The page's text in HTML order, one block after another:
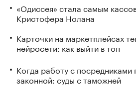
«Одиссея» стала самым
Кристофера Нолана
Карточки на маркетплейсах
нейросети: как выйти в топ
Когда работу с посредниками
законной: суды с таможней